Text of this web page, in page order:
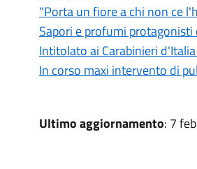
"Porta un fiore a chi non ce
Sapori e profumi
Intitolato ai Carabinieri
In corso maxi intervento di
Ultimo aggiornamento: 7